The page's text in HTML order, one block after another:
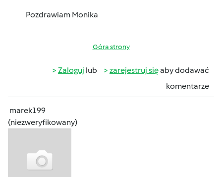
Pozdrawiam Monika
Góra strony
Zaloguj lub zarejestruj sięaby dodawać
komentarze
marek199
(niezweryfikowany)